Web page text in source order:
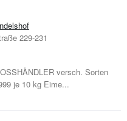
229-231
versch. Sorten
je 10 kg Eime...